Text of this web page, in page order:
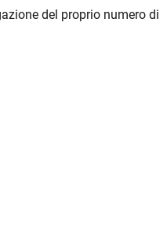
del proprio numero di